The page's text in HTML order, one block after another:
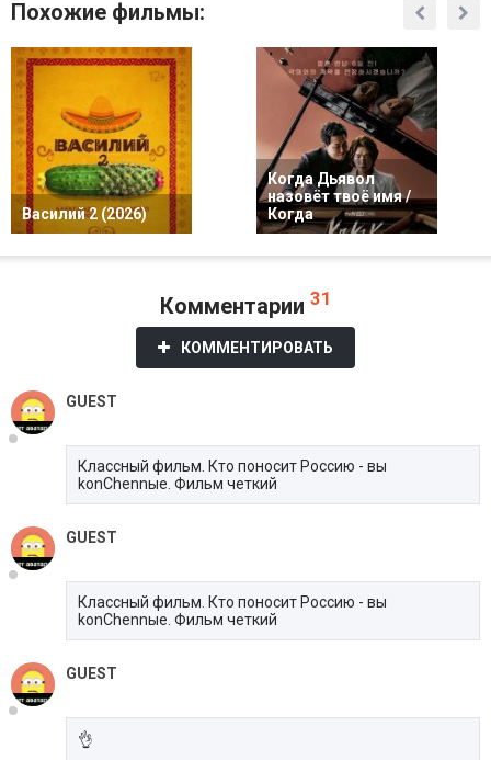
Похожие фильмы:
Василий 2 (2026)
Когда Дьявол
назовёт твоё имя /
Когда
Комментарии 31
КОММЕНТИРОВАТЬ
GUEST
Классный фильм. Кто поносит Россию - вы
konChennые. Фильм четкий
GUEST
Классный фильм. Кто поносит Россию - вы
konChennые. Фильм четкий
GUEST
👌